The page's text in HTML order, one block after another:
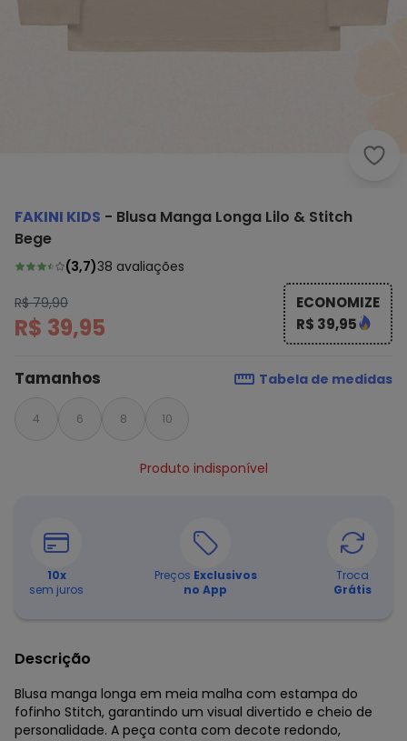
FAKINI KIDS - Blusa Manga Longa Lilo & Stitch
Bege
(3,7)38 avaliações
R$ 79,90
R$ 39,95
ECONOMIZE
R$ 39,95
Tamanhos Tabela de medidas
4 6 8 10
Produto indisponível
10x
sem juros
Preços Exclusivos
no App
Troca
Grátis
Descrição
Blusa manga longa em meia malha com estampa do
fofinho Stitch, garantindo um visual divertido e cheio de
personalidade. A peça conta com decote redondo,